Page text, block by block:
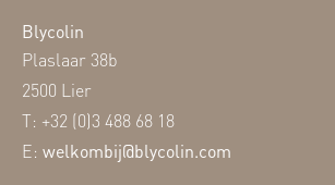
Blycolin
Plaslaar 38b
2500 Lier
T: +32 (0)3 488 68 18
E: welkombij@blycolin.com